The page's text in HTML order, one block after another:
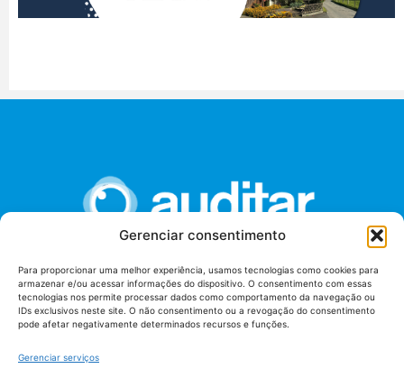
Gerenciar consentimento
Para proporcionar uma melhor experiência, usamos tecnologias como cookies para
armazenar e/ou acessar informações do dispositivo. O consentimento com essas
tecnologias nos permite processar dados como comportamento da navegação ou
IDs exclusivos neste site. O não consentimento ou a revogação do consentimento
pode afetar negativamente determinados recursos e funções.
Gerenciar serviços
União dos Auditores Federais de Controle Externo -
AUDITAR
Setor de Administração Federal Sul (SAF/Sul), Qd. 04, Lt. 01
Tribunal de Contas da União (TCU), Subsolo, Sala S04